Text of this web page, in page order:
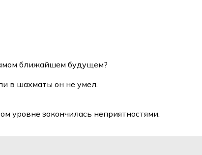
ближайшем будущем?
в шахматы он не умел.
уровне закончилась неприятностями.